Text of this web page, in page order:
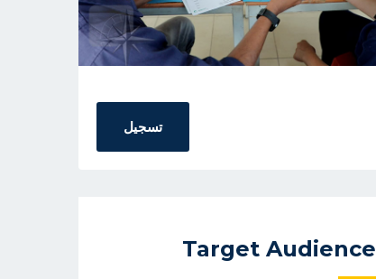
Target Audience